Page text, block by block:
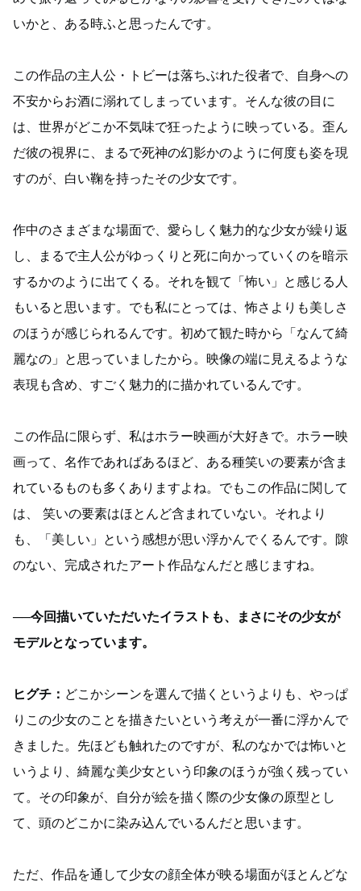
いかと、ある時ふと思ったんです。
この作品の主人公・トビーは落ちぶれた役者で、自身への
不安からお酒に溺れてしまっています。そんな彼の目に
は、世界がどこか不気味で狂ったように映っている。歪ん
だ彼の視界に、まるで死神の幻影かのように何度も姿を現
すのが、白い鞠を持ったその少女です。
作中のさまざまな場面で、愛らしく魅力的な少女が繰り返
し、まるで主人公がゆっくりと死に向かっていくのを暗示
するかのように出てくる。それを観て「怖い」と感じる人
もいると思います。でも私にとっては、怖さよりも美しさ
のほうが感じられるんです。初めて観た時から「なんて綺
麗なの」と思っていましたから。映像の端に見えるような
表現も含め、すごく魅力的に描かれているんです。
この作品に限らず、私はホラー映画が大好きで。ホラー映
画って、名作であればあるほど、ある種笑いの要素が含ま
れているものも多くありますよね。でもこの作品に関して
は、 笑いの要素はほとんど含まれていない。それより
も、「美しい」という感想が思い浮かんでくるんです。隙
のない、完成されたアート作品なんだと感じますね。
──今回描いていただいたイラストも、まさにその少女が
モデルとなっています。
ヒグチ： どこかシーンを選んで描くというよりも、やっぱ
りこの少女のことを描きたいという考えが一番に浮かんで
きました。先ほども触れたのですが、私のなかでは怖いと
いうより、綺麗な美少女という印象のほうが強く残ってい
て。その印象が、自分が絵を描く際の少女像の原型とし
て、頭のどこかに染み込んでいるんだと思います。
ただ、作品を通して少女の顔全体が映る場面がほとんどな